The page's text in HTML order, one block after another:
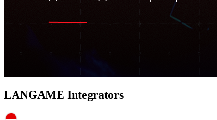
LANGAME Integrators